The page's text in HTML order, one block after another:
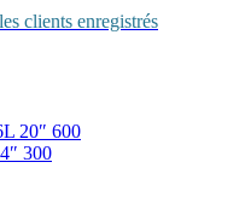
clients enregistrés
20″ 600
300